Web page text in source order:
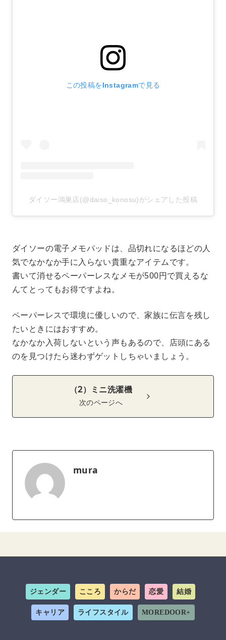
この投稿をInstagramで見る
ダイソー鴻巣店(@daiso_konosu)がシェアした投稿
ダイソーの電子メモパッドは、品切れになるほどの人
気でなかなか手に入らない貴重なアイテムです。
書いて消せるペーパーレスなメモが500円で買えるな
んてとってもお得ですよね。
ペーパーレスで環境に優しいので、家族に伝言を残し
たいときにはおすすめ。
なかなか入荷しないという声もあるので、店頭にある
のを見つけたら迷わずゲットしちゃいましょう。
（2）ミニ洗濯機
次のページへ
mura
ジェンダー こころ からだ 恋愛 結婚
キャリア ライフスタイル MOREDOOR+